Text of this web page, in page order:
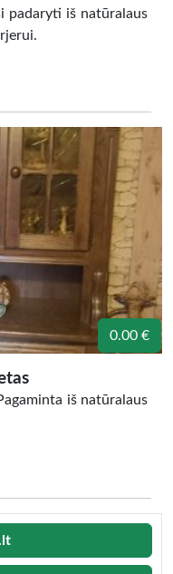
padaryti iš natūralaus
0.00 €
iš natūralaus